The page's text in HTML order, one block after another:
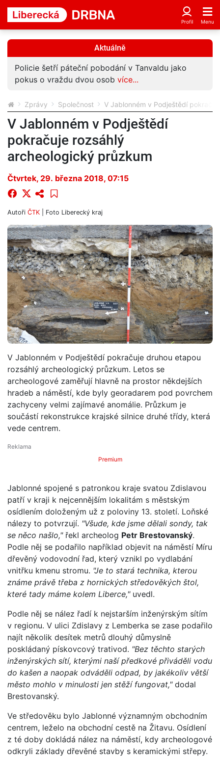
Aktuálně
Policie šetří páteční pobodání v Tanvaldu jako
pokus o vraždu dvou osob více...
Zprávy Společnost V Jablonném v Podještědí
V Jablonném v Podještědí
pokračuje rozsáhlý
archeologický průzkum
Čtvrtek, 29. března 2018, 07:15
Autoři ČTK | Foto Liberecký kraj
V Jablonném v Podještědí pokračuje druhou etapou
rozsáhlý archeologický průzkum. Letos se
archeologové zaměřují hlavně na prostor někdejších
hradeb a náměstí, kde byly georadarem pod povrchem
zachyceny velmi zajímavé anomálie. Průzkum je
součástí rekonstrukce krajské silnice druhé třídy, která
vede centrem.
Premium
Jablonné spojené s patronkou kraje svatou Zdislavou
patří v kraji k nejcennějším lokalitám s městským
osídlením doloženým už z poloviny 13. století. Loňské
nálezy to potvrzují. "Všude, kde jsme dělali sondy, tak
se něco našlo," řekl archeolog Petr Brestovanský.
Podle něj se podařilo například objevit na náměstí Míru
dřevěný vodovodní řad, který vznikl po vydlabání
vnitřku kmenu stromu. "Je to stará technika, kterou
známe právě třeba z hornických středověkých štol,
které tady máme kolem Liberce,"uvedl.
Podle něj se nález řadí k nejstarším inženýrským sítím
v regionu. V ulici Zdislavy z Lemberka se zase podařilo
najít několik desítek metrů dlouhý důmyslně
poskládaný pískovcový trativod. "Bez těchto starých
inženýrských sítí, kterými naší předkové přiváděli vodu
do kašen a naopak odváděli odpad, by jakékoliv větší
město mohlo v minulosti jen stěží fungovat,"dodal
Brestovanský.
Ve středověku bylo Jablonné významným obchodním
centrem, leželo na obchodní cestě na Žitavu. Osídlení
z té doby dokládá nález na náměstí, kdy archeologové
odkryli základy dřevěné stavby s keramickými střepy.